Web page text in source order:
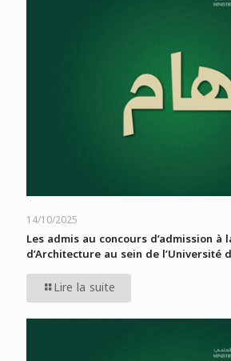
14/10/2025
Les admis au concours d’admission à
d’Architecture au sein de l’Université
Lire la suite